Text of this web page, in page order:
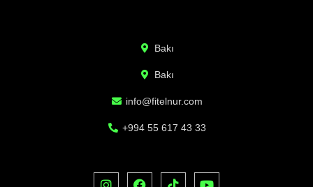
Bakı
Bakı
info@fitelnur.com
+994 55 617 43 33